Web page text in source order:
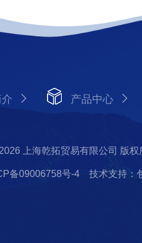
产品中心
上海乾拓贸易有限公司 版权
备09006758号-4 技术支持：